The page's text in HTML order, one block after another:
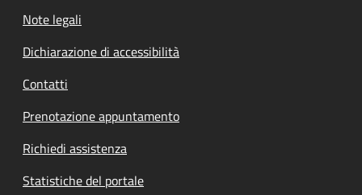
Note legali
Dichiarazione di accessibilità
Contatti
Prenotazione appuntamento
Richiedi assistenza
Statistiche del portale